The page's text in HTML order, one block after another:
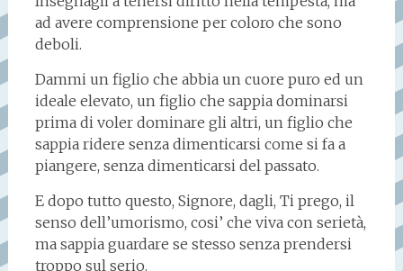
ad avere comprensione per coloro che sono
deboli.
Dammi un figlio che abbia un cuore puro ed un
ideale elevato, un figlio che sappia dominarsi
prima di voler dominare gli altri, un figlio che
sappia ridere senza dimenticarsi come si fa a
piangere, senza dimenticarsi del passato.
E dopo tutto questo, Signore, dagli, Ti prego, il
senso dell’umorismo, cosi’ che viva con serietà,
ma sappia guardare se stesso senza prendersi
troppo sul serio.